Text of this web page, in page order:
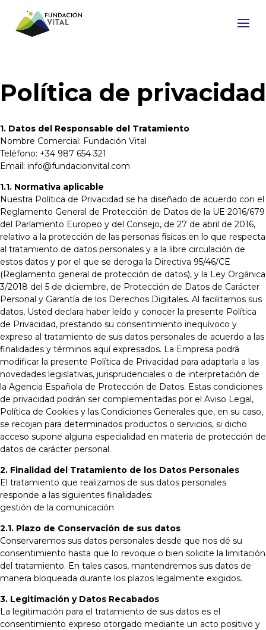
Política de privacidad
1. Datos del Responsable del Tratamiento
Nombre Comercial: Fundación Vital
Teléfono: +34 987 654 321
Email: info@fundacionvital.com
1.1. Normativa aplicable
Nuestra Política de Privacidad se ha diseñado de acuerdo con el
Reglamento General de Protección de Datos de la UE 2016/679
del Parlamento Europeo y del Consejo, de 27 de abril de 2016,
relativo a la protección de las personas físicas en lo que respecta
al tratamiento de datos personales y a la libre circulación de
estos datos y por el que se deroga la Directiva 95/46/CE
(Reglamento general de protección de datos), y la Ley Orgánica
3/2018 del 5 de diciembre, de Protección de Datos de Carácter
Personal y Garantía de los Derechos Digitales. Al facilitarnos sus
datos, Usted declara haber leído y conocer la presente Política
de Privacidad, prestando su consentimiento inequívoco y
expreso al tratamiento de sus datos personales de acuerdo a las
finalidades y términos aquí expresados. La Empresa podrá
modificar la presente Política de Privacidad para adaptarla a las
novedades legislativas, jurisprudenciales o de interpretación de
la Agencia Española de Protección de Datos. Estas condiciones
de privacidad podrán ser complementadas por el Aviso Legal,
Política de Cookies y las Condiciones Generales que, en su caso,
se recojan para determinados productos o servicios, si dicho
acceso supone alguna especialidad en materia de protección de
datos de carácter personal.
2. Finalidad del Tratamiento de los Datos Personales
El tratamiento que realizamos de sus datos personales
responde a las siguientes finalidades:
gestión de la comunicación
2.1. Plazo de Conservación de sus datos
Conservaremos sus datos personales desde que nos dé su
consentimiento hasta que lo revoque o bien solicite la limitación
del tratamiento. En tales casos, mantendremos sus datos de
manera bloqueada durante los plazos legalmente exigidos.
3. Legitimación y Datos Recabados
La legitimación para el tratamiento de sus datos es el
consentimiento expreso otorgado mediante un acto positivo y